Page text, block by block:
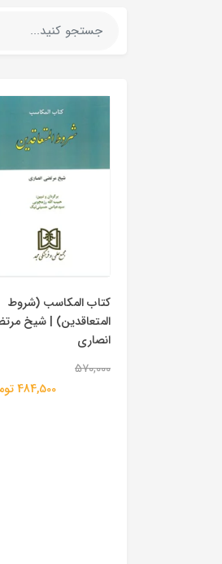
کتاب المکاسب (شروط
المتعاقدین) | شیخ
انصاری
570,000
484,500 تومان